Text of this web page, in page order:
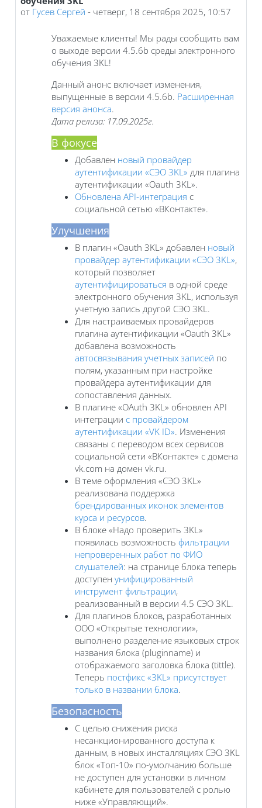
от Гусев Сергей - четверг, 18 сентября 2025, 10:57
Уважаемые клиенты! Мы рады сообщить вам
о выходе версии 4.5.6b среды электронного
обучения 3KL!
Данный анонс включает изменения,
выпущенные в версии 4.5.6b. Расширенная
версия анонса.
Дата релиза: 17.09.2025г.
В фокусе
Добавлен новый провайдер
аутентификации «СЭО 3KL» для плагина
аутентификации «Oauth 3KL».
Обновлена API-интеграция с
социальной сетью «ВКонтакте».
Улучшения
В плагин «Oauth 3KL» добавлен новый
провайдер аутентификации «СЭО 3KL»,
который позволяет
аутентифицироваться в одной среде
электронного обучения 3KL, используя
учетную запись другой СЭО 3KL.
Для настраиваемых провайдеров
плагина аутентификации «Oauth 3KL»
добавлена возможность
автосвязывания учетных записей по
полям, указанным при настройке
провайдера аутентификации для
сопоставления данных.
В плагине «OAuth 3KL» обновлен API
интеграции с провайдером
аутентификации «VK ID». Изменения
связаны с переводом всех сервисов
социальной сети «ВКонтакте» с домена
vk.com на домен vk.ru.
В теме оформления «СЭО 3KL»
реализована поддержка
брендированных иконок элементов
курса и ресурсов.
В блоке «Надо проверить 3KL»
появилась возможность фильтрации
непроверенных работ по ФИО
слушателей: на странице блока теперь
доступен унифицированный
инструмент фильтрации,
реализованный в версии 4.5 СЭО 3KL.
Для плагинов блоков, разработанных
ООО «Открытые технологии»,
выполнено разделение языковых строк
названия блока (pluginname) и
отображаемого заголовка блока (tittle).
Теперь постфикс «3KL» присутствует
только в названии блока.
Безопасность
С целью снижения риска
несанкционированного доступа к
данным, в новых инсталляциях СЭО 3KL
блок «Топ-10» по-умолчанию больше
не доступен для установки в личном
кабинете для пользователей с ролью
ниже «Управляющий».